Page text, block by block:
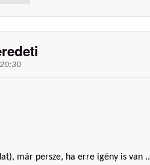
már persze, ha erre igény is van